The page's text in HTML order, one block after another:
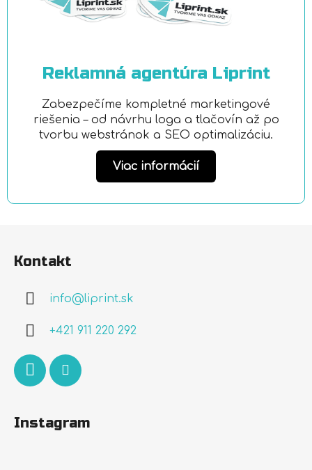
Reklamná agentúra Liprint
Zabezpečíme kompletné marketingové
riešenia – od návrhu loga a tlačovín až po
tvorbu webstránok a SEO optimalizáciu.
Viac informácií
Kontakt
info@liprint.sk
+421 911 220 292
Instagram